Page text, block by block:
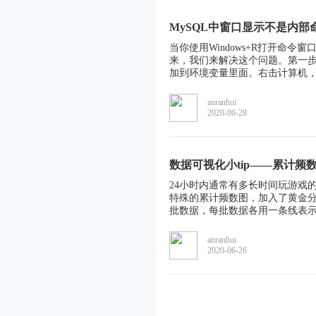
MySQL中窗口显示不是内部
当你使用Windows+R打开命令窗
来，我们来解决这个问题。第一
加到环境变量里面。右击计算机
anranhui
2020-06-28
数据可视化小tip——累计频
24小时内通常有多长时间玩游戏
特殊的累计频数图，加入了黄金
批数据，每批数据各用一条线表
anranhui
2020-06-26